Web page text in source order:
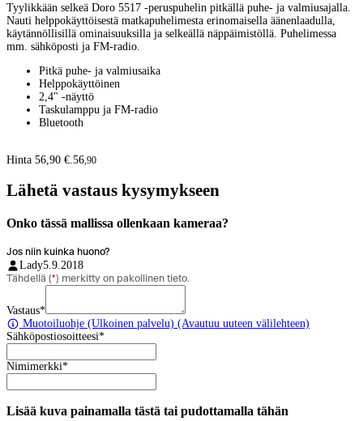
Tyylikkään selkeä Doro 5517 -peruspuhelin pitkällä puhe- ja valmiusajalla.
Nauti helppokäyttöisestä matkapuhelimesta erinomaisella äänenlaadulla,
käytännöllisillä ominaisuuksilla ja selkeällä näppäimistöllä. Puhelimessa
mm. sähköposti ja FM-radio.
Pitkä puhe- ja valmiusaika
Helppokäyttöinen
2,4" -näyttö
Taskulamppu ja FM-radio
Bluetooth
Hinta 56,90 €. 56,90
Lähetä vastaus kysymykseen
Onko tässä mallissa ollenkaan kameraa?
Jos niin kuinka huono?
Lady5.9.2018
Tähdellä (*) merkitty on pakollinen tieto.
Vastaus*
Muotoiluohje (Ulkoinen palvelu) (Avautuu uuteen välilehteen)
Sähköpostiosoitteesi*
Nimimerkki*
Lisää kuva painamalla tästä tai pudottamalla tähän